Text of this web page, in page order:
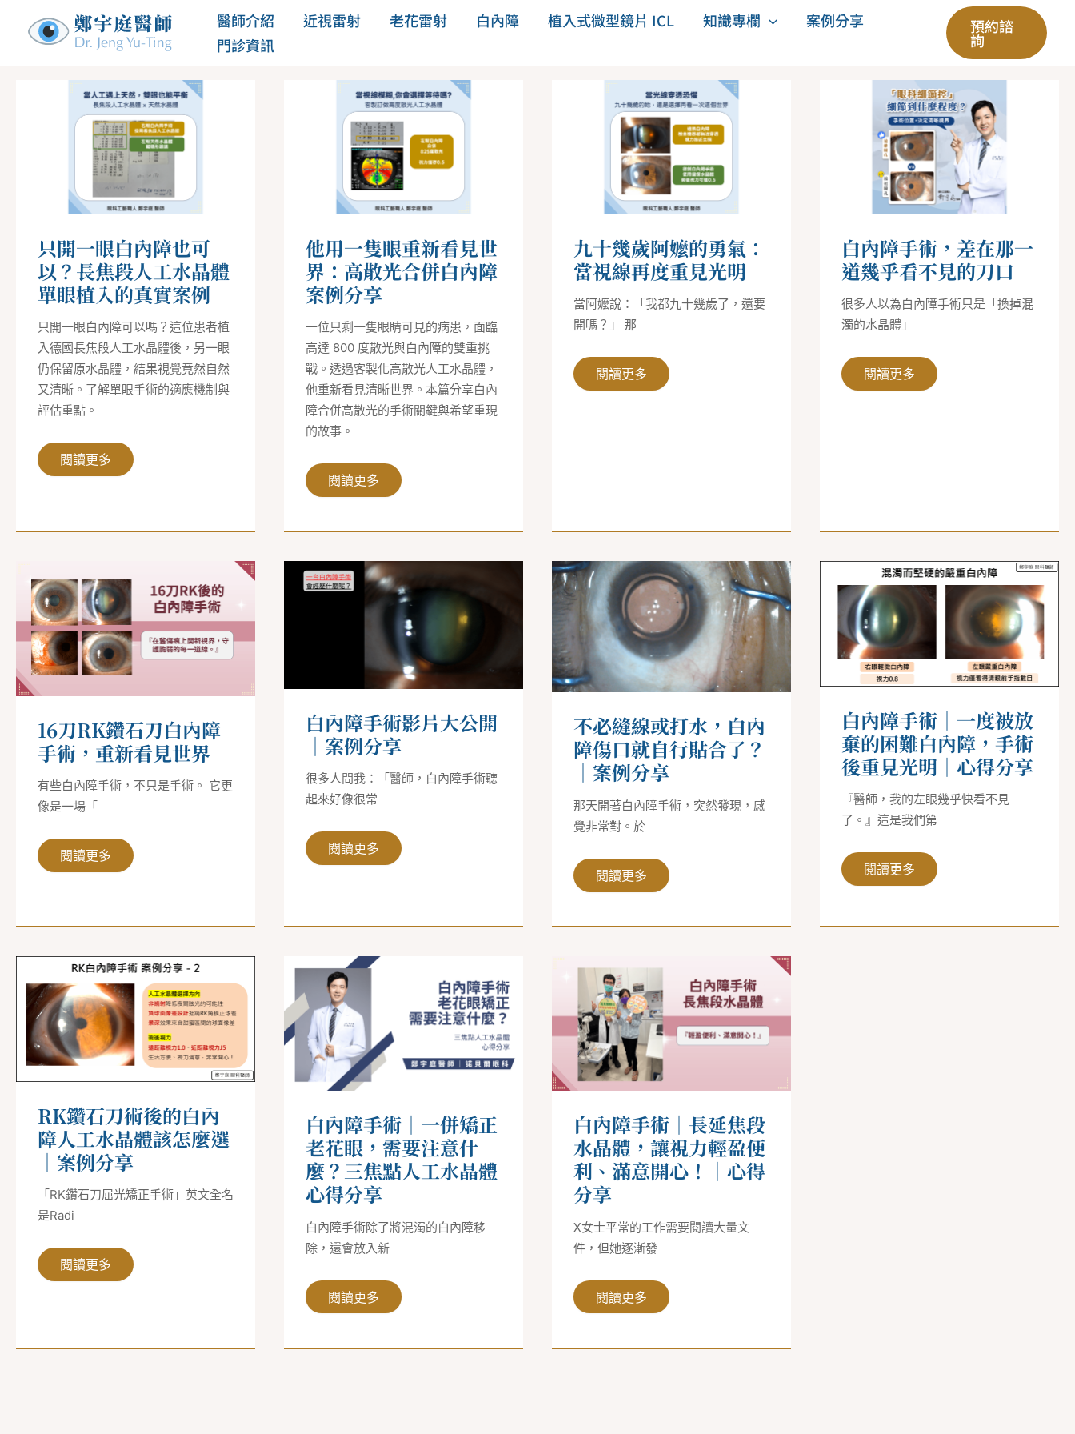
醫師介紹 近視雷射 老花雷射 白內障 植入式微型鏡片 ICL 知識專欄
案例分享
門診資訊
預約諮
詢
只開一眼白內障也可
以？長焦段人工水晶體
單眼植入的真實案例
只開一眼白內障可以嗎？這位患者植
入德國長焦段人工水晶體後，另一眼
仍保留原水晶體，結果視覺竟然自然
又清晰。了解單眼手術的適應機制與
評估重點。
只
開
可
以？
長
段
人
工
水
晶
體
眼
植
入
的
真
實
案
例
閱讀更多
他用一隻眼重新看見世
界：高散光合併白內障
案例分享
一位只剩一隻眼睛可見的病患，面臨
高達 800 度散光與白內障的雙重挑
戰。透過客製化高散光人工水晶體，
他重新看見清晰世界。本篇分享白內
障合併高散光的手術關鍵與希望重現
的故事。
他
見
世
界：
散
光
合
併
白
內
案
例
分
享
閱讀更多
九十幾歲阿嬤的勇氣：
當視線再度重見光明
當阿嬤說：「我都九十幾歲了，還要
開嗎？」 那
九
氣：
當
視
再
度
重
見
明
閱讀更多
白內障手術，差在那一
道幾乎看不見的刀口
很多人以為白內障手術只是「換掉混
濁的水晶體」
白
術，
差
幾
看
不
見
的
口
閱讀更多
16刀RK鑽石刀白內障
手術，重新看見世界
有些白內障手術，不只是手術。 它更
像是一場「
刀
RK
鑽
石
刀
白
內
障
術，
新
看
見
世
閱讀更多
白內障手術影片大公開
｜案例分享
很多人問我：「醫師，白內障手術聽
起來好像很常
白
內
障
例
分
享
閱讀更多
不必縫線或打水，白內
障傷口就自行貼合了？
｜案例分享
那天開著白內障手術，突然發現，感
覺非常對。於
不
必
線
或
打
水，
白
障
傷
就
自
行
貼
合
了？
｜
案
例
分
閱讀更多
白內障手術｜一度被放
棄的困難白內障，手術
後重見光明｜心得分享
『醫師，我的左眼幾乎快看不見
了。』這是我們第
白
障
手
術
｜
一
度
被
放
的
困
難
白
內
障，
術
後
重
光
明
｜
心
享
閱讀更多
RK鑽石刀術後的白內
障人工水晶體該怎麼選
｜案例分享
「RK鑽石刀屈光矯正手術」英文全名
是Radi
RK
鑽
石
刀
術
後
的
白
內
障
工
水
晶
體
該
怎
選
｜
案
分
享
閱讀更多
白內障手術｜一併矯正
老花眼，需要注意什
麼？三焦點人工水晶體
心得分享
白內障手術除了將混濁的白內障移
除，還會放入新
內
障
手
術
｜
一
併
矯
正
老
眼，
需
要
注
意
什
麼？
三
焦
點
人
工
晶
體
心
享
閱讀更多
白內障手術｜長延焦段
水晶體，讓視力輕盈便
利、滿意開心！｜心得
分享
X女士平常的工作需要閱讀大量文
件，但她逐漸發
內
障
手
術
｜
長
延
焦
段
水
體，
讓
視
力
輕
盈
便
利、
滿
意
開
心！
心
得
分
閱讀更多